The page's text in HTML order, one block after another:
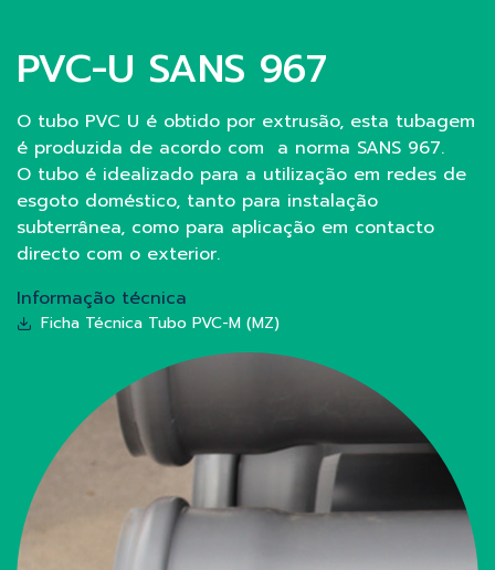
PVC-U SANS 967
O tubo PVC U é obtido por extrusão, esta tubagem
é produzida de acordo com a norma SANS 967.
O tubo é idealizado para a utilização em redes de
esgoto doméstico, tanto para instalação
subterrânea, como para aplicação em contacto
directo com o exterior.
Informação técnica
Ficha Técnica Tubo PVC-M (MZ)